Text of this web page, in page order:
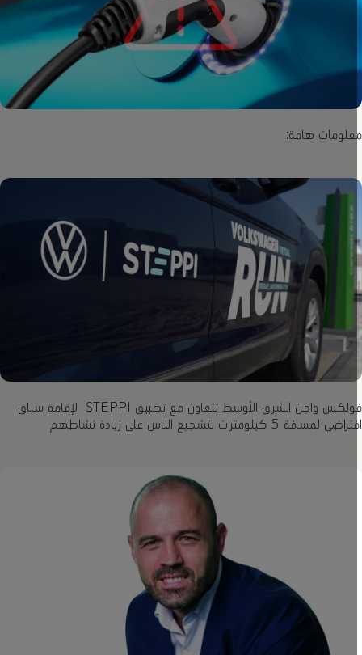
هامة:
فولكس واجن الشرق الأوسط تتعاون مع تطبيق STEPPI لإقامة سباق
لمسافة 5 كيلومترات لتشجيع الناس على زيادة نشاطهم